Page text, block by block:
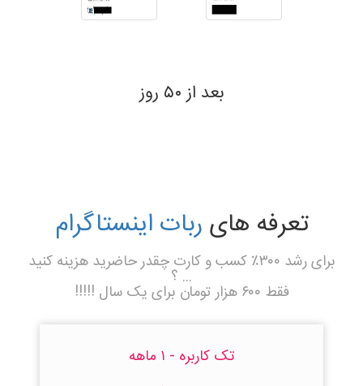
بعد از ۵۰ روز
تعرفه هایربات اینستاگرام
برای رشد ۳۰۰٪ کسب و کارت چقدر حاضرید هزینه کنید
... ؟
فقط ۶۰۰ هزار تومان برای یک سال !!!!!
تک کاربره - ۱ ماهه